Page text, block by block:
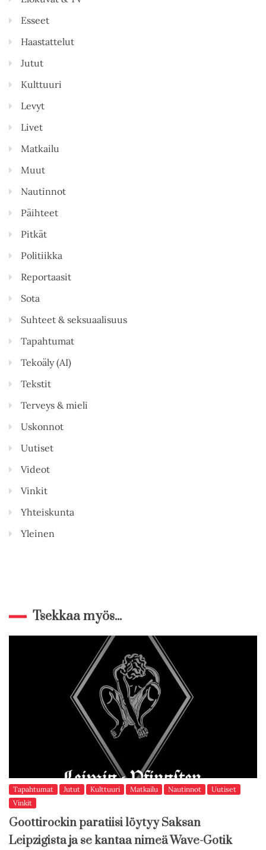
Esseet
Haastattelut
Jutut
Kulttuuri
Levyt
Livet
Matkailu
Muut
Nautinnot
Päihteet
Pitkät
Politiikka
Reportaasit
Sota
Suhteet & seksuaalisuus
Tapahtumat
Tekoäly (AI)
Tekstit
Terveys & mieli
Uskonnot
Uutiset
Videot
Vinkit
Yhteiskunta
Yleinen
Tsekkaa myös...
Tapahtumat Jutut Kulttuuri Matkailu Nautinnot
Uutiset
Vinkit
Goottirockin paratiisi löytyy Saksan
Leipzigista ja se kantaa nimeä Wave-Gotik